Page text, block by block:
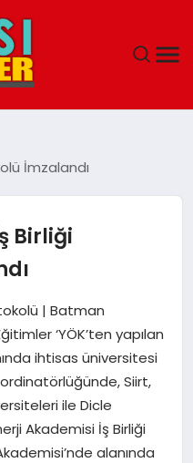
İmzalandı
Birliği
| Batman
‘YÖK’ten yapılan
ihtisas üniversitesi
Siirt,
ile Dicle
Akademisi İş Birliği
alanında